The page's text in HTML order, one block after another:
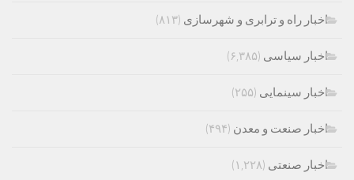
اخبار راه و ترابری و شهرسازی (۸۱۳)
اخبار سیاسی (۶,۳۸۵)
اخبار سینمایی (۲۵۵)
اخبار صنعت و معدن (۴۹۴)
اخبار صنعتی (۱,۲۲۸)